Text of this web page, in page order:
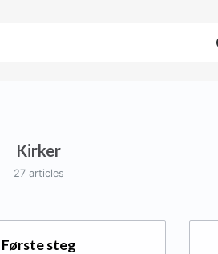
Kirker
27 articles
Første steg